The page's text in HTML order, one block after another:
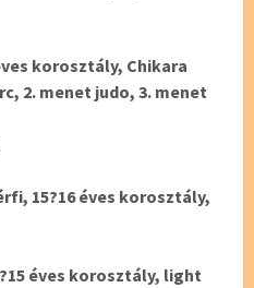
korosztály, Chikara
2. menet judo, 3. menet
15?16 éves korosztály,
éves korosztály, light